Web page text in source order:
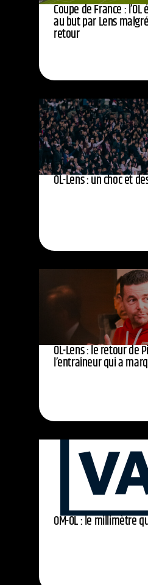
Coupe de France :
au but par Lens
retour
OL-Lens : un choc et
OL-Lens : le retour de
l’entraîneur qui a
OM-OL : le millimètre